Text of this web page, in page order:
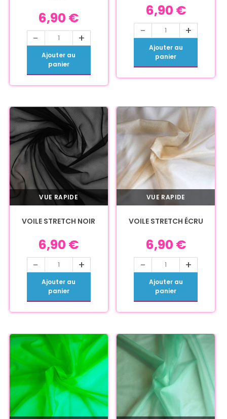
6,90 €
- +
Ajouter au
panier
6,90 €
- +
Ajouter au
panier
VUE RAPIDE
VOILE STRETCH NOIR
6,90 €
- +
Ajouter au
panier
VUE RAPIDE
VOILE STRETCH ÉCRU
6,90 €
- +
Ajouter au
panier